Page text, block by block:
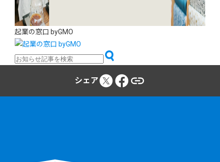
起業の窓口 byGMO
シェア